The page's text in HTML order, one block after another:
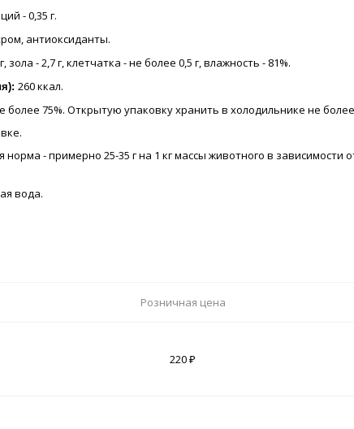
- 0,35 г.
антиоксиданты.
зола - 2,7 г, клетчатка - не более 0,5 г, влажность - 81%.
260 ккал.
более 75%. Открытую упаковку хранить в холодильнике не
норма - примерно 25-35 г на 1 кг массы животного в
вода.
Розничная цена
220 ₽